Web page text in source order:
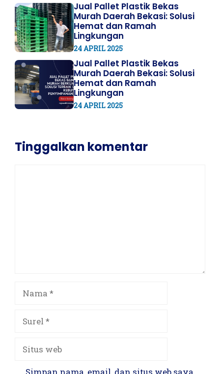
Jual Pallet Plastik Bekas
Murah Daerah Bekasi: Solusi
Hemat dan Ramah
Lingkungan
24 APRIL 2025
Jual Pallet Plastik Bekas
Murah Daerah Bekasi: Solusi
Hemat dan Ramah
Lingkungan
24 APRIL 2025
Tinggalkan komentar
Situs
web